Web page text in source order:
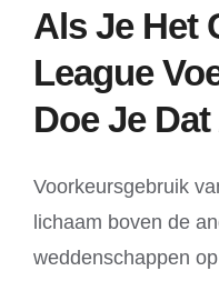
Als Je Het
League
Doe Je
Voorkeursgebruik
lichaam boven de
weddenschappen